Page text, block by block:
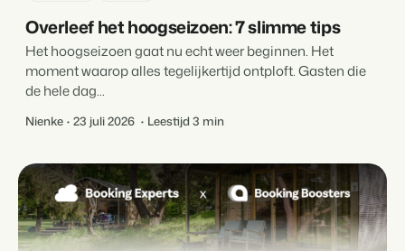
Overleef het hoogseizoen: 7 slimme tips
Het hoogseizoen gaat nu echt weer beginnen. Het
moment waarop alles tegelijkertijd ontploft. Gasten die
de hele dag...
Nienke 23 juli 2026 Leestijd 3 min